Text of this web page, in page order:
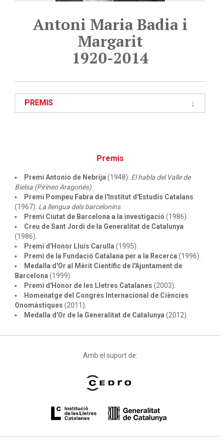
Antoni Maria Badia i
Margarit
1920-2014
PREMIS
Premis
Premi Antonio de Nebrija (1948): El habla del Valle de
Bielsa (Pirineo Aragonés).
Premi Pompeu Fabra de l'Institut d'Estudis Catalans
(1967): La llengua dels barcelonins.
Premi Ciutat de Barcelona a la investigació (1986).
Creu de Sant Jordi de la Generalitat de Catalunya
(1986).
Premi d'Honor Lluís Carulla (1995).
Premi de la Fundació Catalana per a la Recerca (1996).
Medalla d'Or al Mèrit Científic de l'Ajuntament de
Barcelona (1999).
Premi d'Honor de les Lletres Catalanes (2003).
Homenatge del Congrés Internacional de Ciències
Onomàstiques (2011).
Medalla d'Or de la Generalitat de Catalunya (2012).
Amb el suport de: